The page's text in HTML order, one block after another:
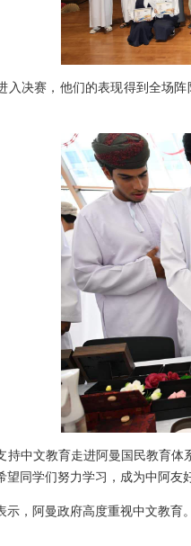
入决赛，他们的表现得到全场
持中文教育走进阿曼国民教育
望同学们努力学习，成为中阿友
示，阿曼政府高度重视中文教育